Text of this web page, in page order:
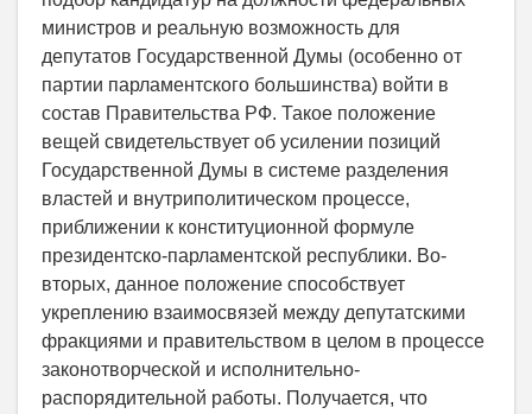
министров и реальную возможность для
депутатов Государственной Думы (особенно от
партии парламентского большинства) войти в
состав Правительства РФ. Такое положение
вещей свидетельствует об усилении позиций
Государственной Думы в системе разделения
властей и внутриполитическом процессе,
приближении к конституционной формуле
президентско-парламентской республики. Во-
вторых, данное положение способствует
укреплению взаимосвязей между депутатскими
фракциями и правительством в целом в процессе
законотворческой и исполнительно-
распорядительной работы. Получается, что